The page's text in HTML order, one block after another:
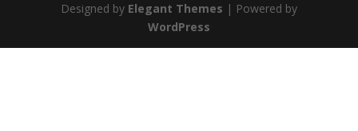
Designed by Elegant Themes | Powered by
WordPress